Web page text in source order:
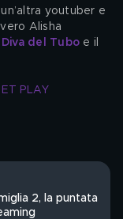
Alisha
del Tubo e il
PLAY
2, la puntata